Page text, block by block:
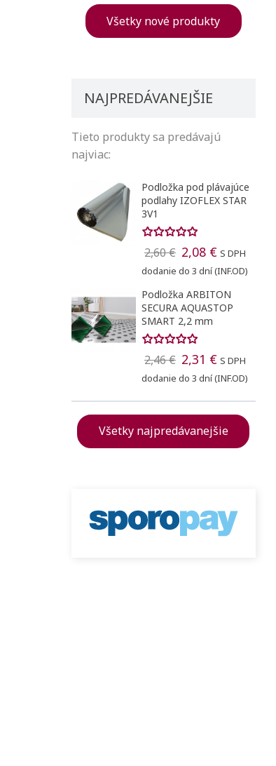
Všetky nové produkty
NAJPREDÁVANEJŠIE
Tieto produkty sa predávajú
najviac:
Podložka pod plávajúce
podlahy IZOFLEX STAR
3V1
2,60 € 2,08 € S DPH
dodanie do 3 dní (INF.OD)
Podložka ARBITON
SECURA AQUASTOP
SMART 2,2 mm
2,46 € 2,31 € S DPH
dodanie do 3 dní (INF.OD)
Všetky najpredávanejšie